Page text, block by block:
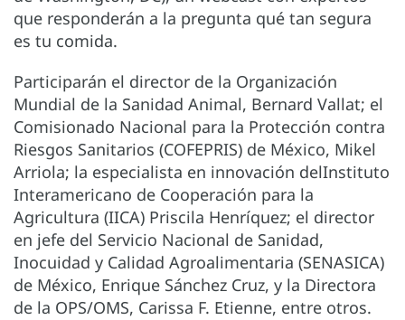
que responderán a la pregunta qué tan segura
es tu comida.
Participarán el director de la Organización
Mundial de la Sanidad Animal, Bernard Vallat; el
Comisionado Nacional para la Protección contra
Riesgos Sanitarios (COFEPRIS) de México, Mikel
Arriola; la especialista en innovación delInstituto
Interamericano de Cooperación para la
Agricultura (IICA) Priscila Henríquez; el director
en jefe del Servicio Nacional de Sanidad,
Inocuidad y Calidad Agroalimentaria (SENASICA)
de México, Enrique Sánchez Cruz, y la Directora
de la OPS/OMS, Carissa F. Etienne, entre otros.